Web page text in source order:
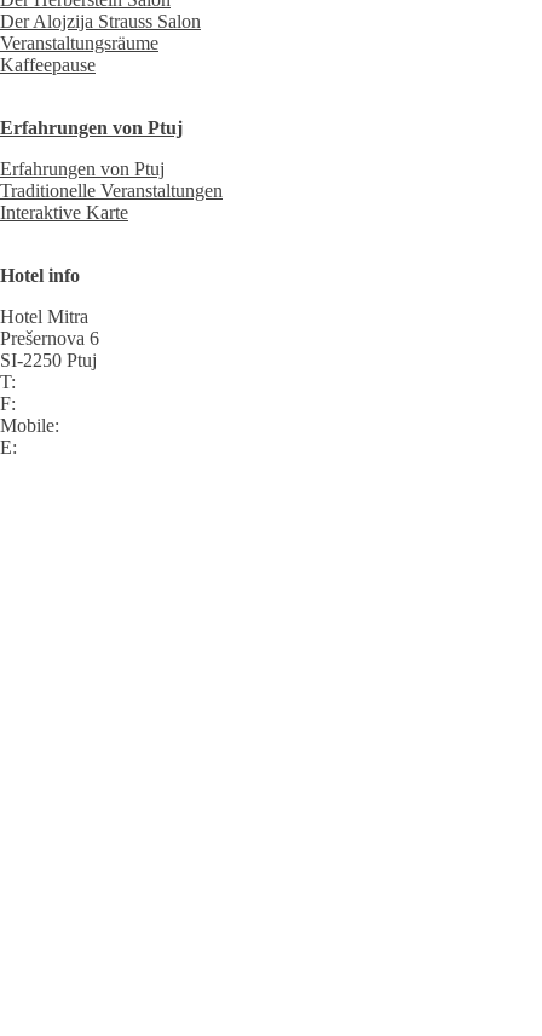
Der Alojzija Strauss Salon
Veranstaltungsräume
Kaffeepause
Erfahrungen von Ptuj
Erfahrungen von Ptuj
Traditionelle Veranstaltungen
Interaktive Karte
Hotel info
Hotel Mitra
Prešernova 6
SI-2250 Ptuj
T:
F:
Mobile:
E: